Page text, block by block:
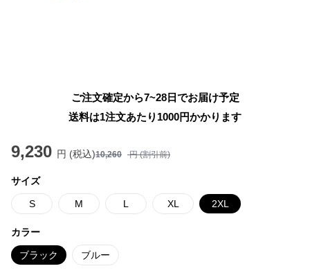
ご注文確定から7~28日でお届け予定
送料は1注文あたり 1000円かかります
9,230 円 (税込)10,260 円 (割引前)
サイズ
S M L XL 2XL
カラー
ブラック ブルー